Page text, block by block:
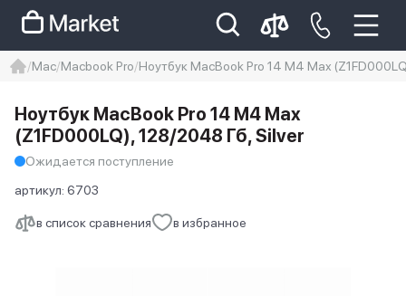
Iphone 14 pro max
айфон 14
Mac Macbook Pro Ноутбук MacBook Pro 14 M4 Max
в список сравнения в избранное
Ноутбук MacBook Pro 14 M4 Max
(Z1FD000LQ), 128/2048 Гб, Silver
Ожидается поступление
артикул: 6703